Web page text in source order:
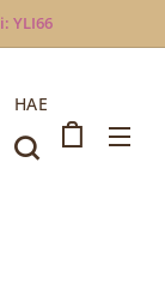
YLI66
HAE